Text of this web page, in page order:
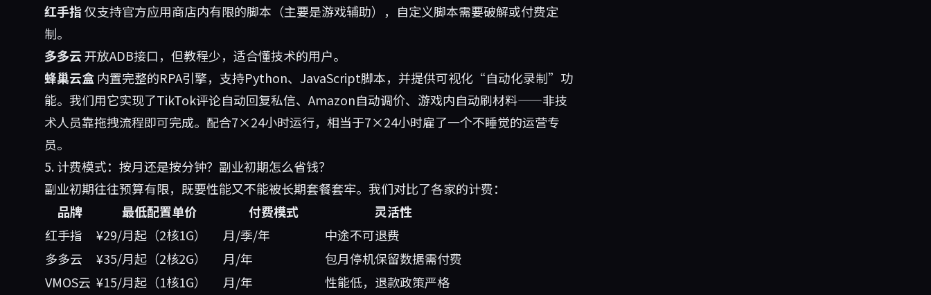
红手指仅支持官方应用商店内有限的脚本（主要是游戏辅助），自定义脚本需要破解或付费定
制。
多多云开放ADB接口，但教程少，适合懂技术的用户。
蜂巢云盒内置完整的RPA引擎，支持Python、JavaScript脚本，并提供可视化“自动化录制”功
能。我们用它实现了TikTok评论自动回复私信、Amazon自动调价、游戏内自动刷材料——非技
术人员靠拖拽流程即可完成。配合7×24小时运行，相当于7×24小时雇了一个不睡觉的运营专
员。
5. 计费模式：按月还是按分钟？副业初期怎么省钱？
副业初期往往预算有限，既要性能又不能被长期套餐套牢。我们对比了各家的计费：
品牌
最低配置单价 付费模式
灵活性
红手指
¥29/月起（2核1G） 月/季/年
中途不可退费
多多云
¥35/月起（2核2G） 月/年
包月停机保留数据需付费
VMOS云 ¥15/月起（1核1G） 月/年
性能低，退款政策严格